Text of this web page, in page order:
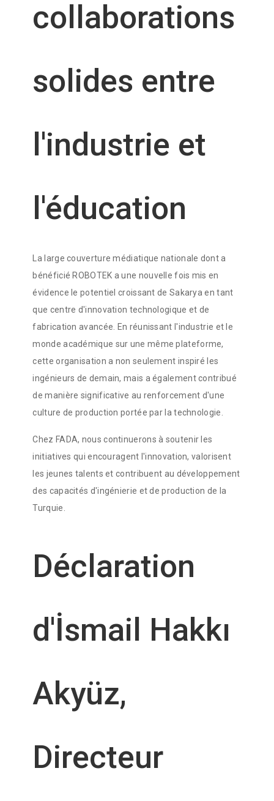
collaborations
solides entre
l'industrie et
l'éducation
La large couverture médiatique nationale dont a
bénéficié ROBOTEK a une nouvelle fois mis en
évidence le potentiel croissant de Sakarya en tant
que centre d'innovation technologique et de
fabrication avancée. En réunissant l'industrie et le
monde académique sur une même plateforme,
cette organisation a non seulement inspiré les
ingénieurs de demain, mais a également contribué
de manière significative au renforcement d'une
culture de production portée par la technologie.
Chez FADA, nous continuerons à soutenir les
initiatives qui encouragent l'innovation, valorisent
les jeunes talents et contribuent au développement
des capacités d'ingénierie et de production de la
Turquie.
Déclaration
d'İsmail Hakkı
Akyüz,
Directeur